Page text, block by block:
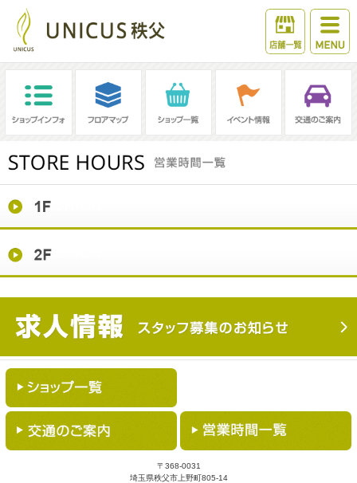
〒368-0031
埼玉県秩父市上野町805-14